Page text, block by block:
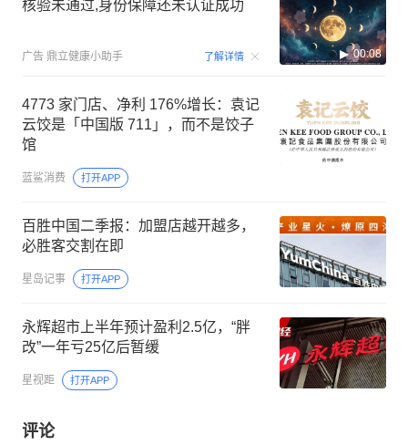
核验未通过,身份保障还未认证成功
广告 鼎立健康小助手 了解详情 00:08
4773 家门店、净利 176%增长：袁记
云饺是「中国版 711」，而不是饺子
馆
蓝鲨消费 打开APP
百胜中国二季报：加盟店越开越多，
必胜客交割在即
星岛记事 打开APP
永辉超市上半年预计盈利2.5亿，“胖
改”一年亏25亿后暂缓
星视距 打开APP
评论